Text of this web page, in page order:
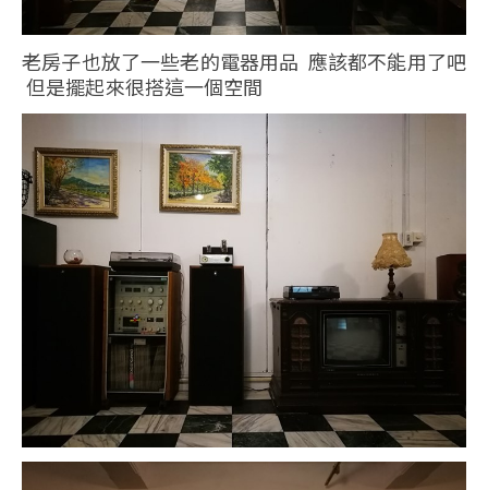
老房子也放了一些老的電器用品 應該都不能用了吧
但是擺起來很搭這一個空間